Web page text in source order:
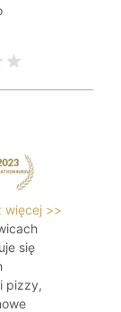
więcej >>
się
pizzy,